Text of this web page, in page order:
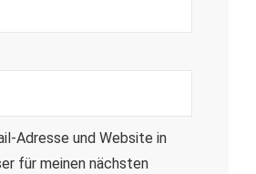
Adresse und Website in
für meinen nächsten